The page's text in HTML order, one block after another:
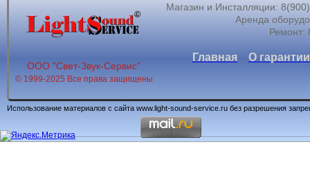
Магазин и Инсталляции:
Аренда
Ремонт:
ООО "Свет-Звук-Сервис"
© 1999-2025 Все права защищены
Главная О гарантии
Использование материалов с сайта www.light-sound-service.ru без разрешения